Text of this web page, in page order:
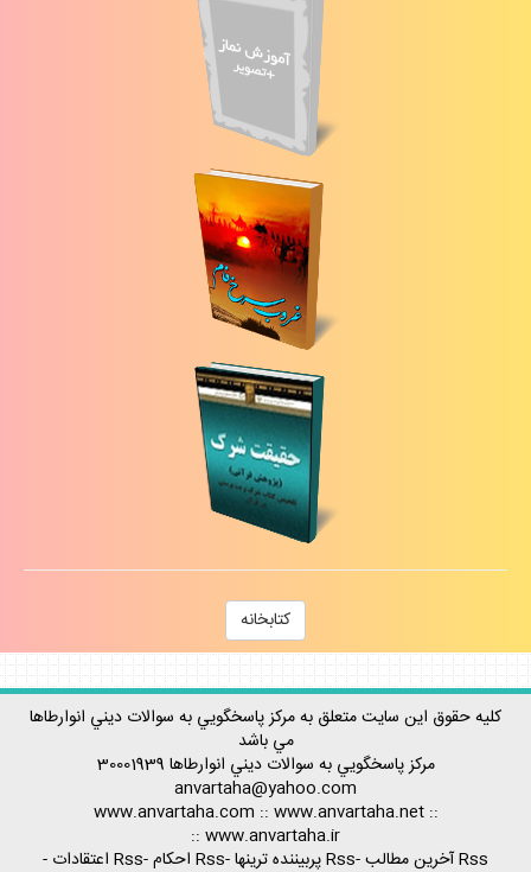
كتابخانه
كليه حقوق اين سايت متعلق به مركز پاسخگويي به سوالات ديني انوارطاها
مي باشد
مركز پاسخگويي به سوالات ديني انوارطاها 30001939
anvartaha@yahoo.com
www.anvartaha.com :: www.anvartaha.net::
www.anvartaha.ir
::
Rss آخرين مطالب
-Rss پربيننده ترينها -Rss احكام -Rss اعتقادات
-